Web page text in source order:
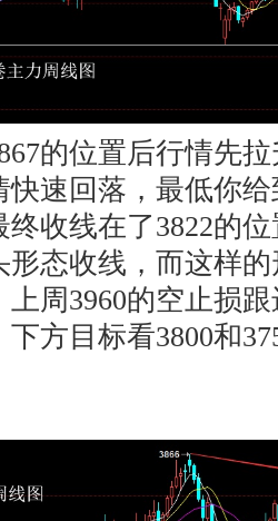
的位置后行情先
快速回落，最低你
收线在了3822的
形态收线，而这样
周3960的空止损
下方目标看3800和